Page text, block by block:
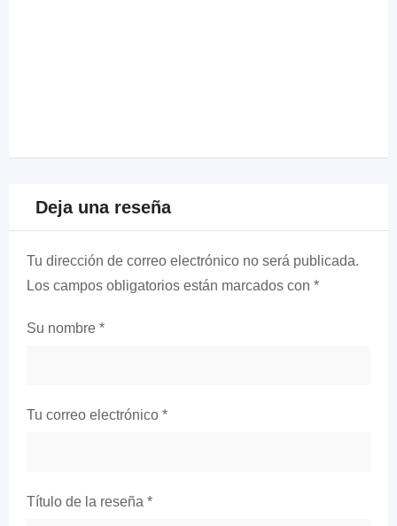
Deja una reseña
Tu dirección de correo electrónico no será publicada.
Los campos obligatorios están marcados con *
Su nombre *
Tu correo electrónico *
Título de la reseña *